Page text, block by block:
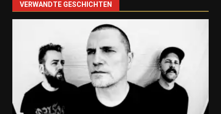
VERWANDTE GESCHICHTEN